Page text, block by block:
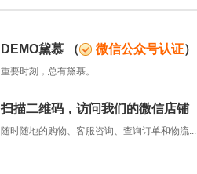
DEMO黛慕 （ 微信公众号认证）
重要时刻，总有黛慕。
扫描二维码，访问我们的微信店铺
随时随地的购物、客服咨询、查询订单和物流...